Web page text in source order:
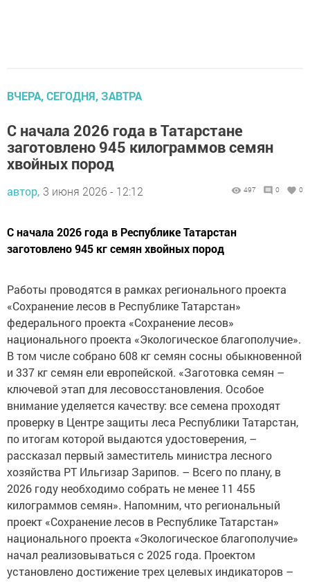
ВЧЕРА, СЕГОДНЯ, ЗАВТРА
С начала 2026 года в Татарстане
заготовлено 945 килограммов семян
хвойных пород
автор, 3 июня 2026 - 12:12 497 0 0
С начала 2026 года в Республике Татарстан
заготовлено 945 кг семян хвойных пород
Работы проводятся в рамках регионального проекта
«Сохранение лесов в Республике Татарстан»
федерального проекта «Сохранение лесов»
национального проекта «Экологическое благополучие».
В том числе собрано 608 кг семян сосны обыкновенной
и 337 кг семян ели европейской. «Заготовка семян –
ключевой этап для лесовосстановления. Особое
внимание уделяется качеству: все семена проходят
проверку в Центре защиты леса Республики Татарстан,
по итогам которой выдаются удостоверения, –
рассказал первый заместитель министра лесного
хозяйства РТ Ильгизар Зарипов. – Всего по плану, в
2026 году необходимо собрать не менее 11 455
килограммов семян». Напомним, что региональный
проект «Сохранение лесов в Республике Татарстан»
национального проекта «Экологическое благополучие»
начал реализовываться с 2025 года. Проектом
установлено достижение трех целевых индикаторов –